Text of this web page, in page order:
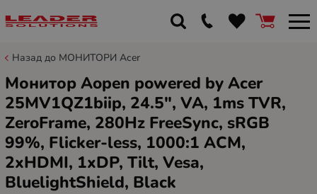
Назад до МОНИТОРИ Acer
Монитор Aopen powered by Acer
25MV1QZ1biip, 24.5", VA, 1ms TVR,
ZeroFrame, 280Hz FreeSync, sRGB
99%, Flicker-less, 1000:1 ACM,
2xHDMI, 1xDP, Tilt, Vesa,
BluelightShield, Black